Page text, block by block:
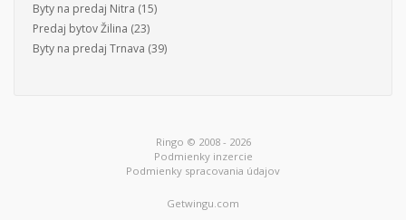
Byty na predaj Nitra (15)
Predaj bytov Žilina (23)
Byty na predaj Trnava (39)
Ringo © 2008 - 2026
Podmienky inzercie
Podmienky spracovania údajov
Getwingu.com